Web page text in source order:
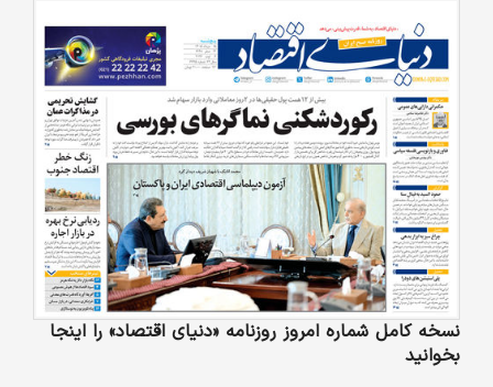
نسخه کامل شماره امروز روزنامه «دنیای‌ اقتصاد» را اینجا
بخوانید